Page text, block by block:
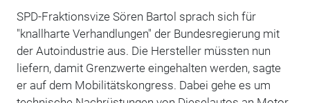
SPD-Fraktionsvize Sören Bartol sprach sich für
"knallharte Verhandlungen" der Bundesregierung mit
der Autoindustrie aus. Die Hersteller müssten nun
liefern, damit Grenzwerte eingehalten werden, sagte
er auf dem Mobilitätskongress. Dabei gehe es um